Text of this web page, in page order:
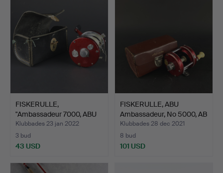
FISKERULLE,
"Ambassadeur 7000, ABU
Garcia,…
Klubbades 23 jan 2022
3 bud
43 USD
FISKERULLE, ABU
Ambassadeur, No 5000, AB
U…
Klubbades 28 dec 2021
8 bud
101 USD